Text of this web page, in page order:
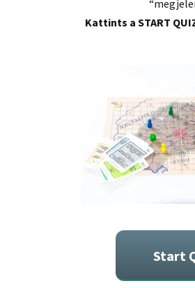
Kattints a START
Start